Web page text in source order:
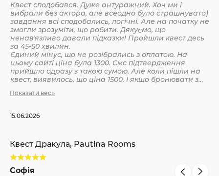
Квест сподобався. Дуже антуражний. Хоч ми і
вибрали без актора, але всеодно було страшнувато)
завдання всі сподобались, логічні. Але на початку не
змогли зрозуміти, що робити. Дякуємо, що
ненавʼязливо давали підказки! Пройшли квест десь
за 45-50 хвилин.
Єдиний мінус, що не розібрались з оплатою. На
цьому сайті ціна була 1300. Смс підтвердження
прийшло одразу з такою сумою. Але коли пішли на
квест, виявилось, що ціна 1500. І якщо бронювати з
невелика, але всеодно уточнюйте при бронюванні
Показати весь
15.06.2026
Квест Дракула, Pautina Rooms
Софія